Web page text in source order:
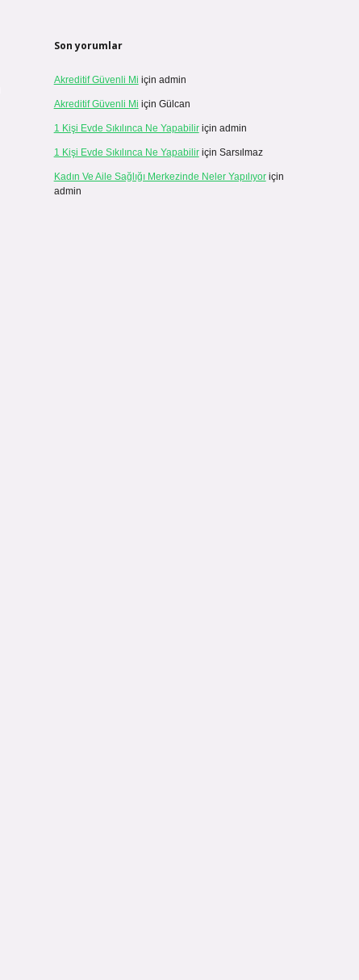
Son yorumlar
Akreditif Güvenli Mi için admin
Akreditif Güvenli Mi için Gülcan
1 Kişi Evde Sıkılınca Ne Yapabiliriçin admin
1 Kişi Evde Sıkılınca Ne Yapabiliriçin Sarsılmaz
Kadın Ve Aile Sağlığı Merkezinde Neler Yapılıyoriçin
admin